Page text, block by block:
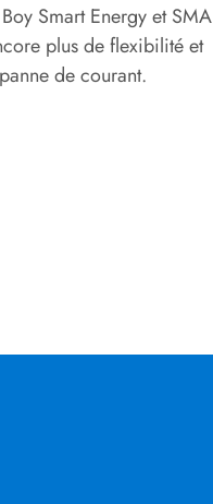
Smart Energy et SMA
plus de flexibilité et
de courant.